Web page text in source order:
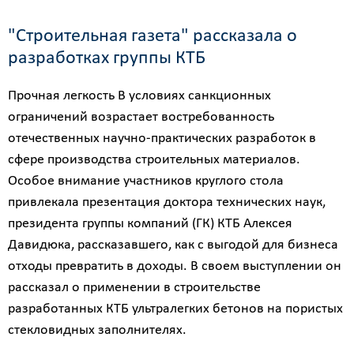
"Строительная газета" рассказала о
разработках группы КТБ
Прочная легкость В условиях санкционных
ограничений возрастает востребованность
отечественных научно-практических разработок в
сфере производства строительных материалов.
Особое внимание участников круглого стола
привлекала презентация доктора технических наук,
президента группы компаний (ГК) КТБ Алексея
Давидюка, рассказавшего, как с выгодой для бизнеса
отходы превратить в доходы. В своем выступлении он
рассказал о применении в строительстве
разработанных КТБ ультралегких бетонов на пористых
стекловидных заполнителях.